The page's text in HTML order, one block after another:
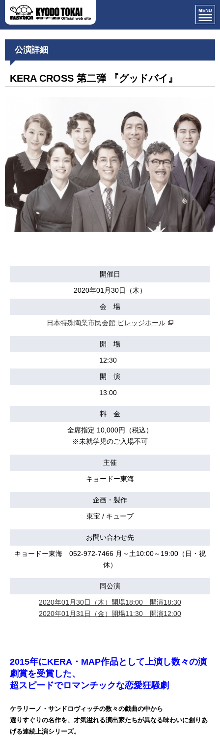
公演詳細
KERA CROSS 第二弾 『グッドバイ』
開催日
2020年01月30日（木）
会 場
日本特殊陶業市民会館 ビレッジホール
開 場
12:30
開 演
13:00
料 金
全席指定 10,000円（税込）
※未就学児のご入場不可
主催
キョードー東海
企画・製作
東宝 / キューブ
お問い合わせ先
キョードー東海 052-972-7466 月～土10:00～19:00（日・祝
休）
同公演
2020年01月30日（木）開場18:00 開演18:30
2020年01月31日（金）開場11:30 開演12:00
2015年にKERA・MAP作品として上演し数々の演
劇賞を受賞した、
超スピードでロマンチックな恋愛狂騒劇
ケラリーノ・サンドロヴィッチの数々の戯曲の中から
選りすぐりの名作を、才気溢れる演出家たちが異なる味わいに創りあ
げる連続上演シリーズ。